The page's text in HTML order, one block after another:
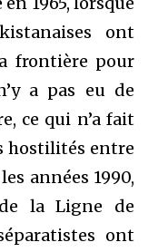
ont
frontière pour
a pas eu de
ce qui n’a fait
hostilités entre
années 1990,
la Ligne de
ont